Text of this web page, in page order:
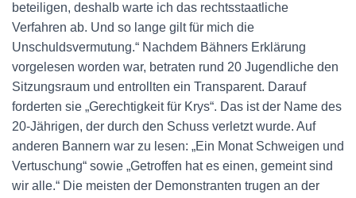
beteiligen, deshalb warte ich das rechtsstaatliche
Verfahren ab. Und so lange gilt für mich die
Unschuldsvermutung.“ Nachdem Bähners Erklärung
vorgelesen worden war, betraten rund 20 Jugendliche den
Sitzungsraum und entrollten ein Transparent. Darauf
forderten sie „Gerechtigkeit für Krys“. Das ist der Name des
20-Jährigen, der durch den Schuss verletzt wurde. Auf
anderen Bannern war zu lesen: „Ein Monat Schweigen und
Vertuschung“ sowie „Getroffen hat es einen, gemeint sind
wir alle.“ Die meisten der Demonstranten trugen an der